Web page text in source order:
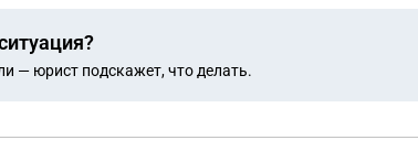
— юрист подскажет, что делать.